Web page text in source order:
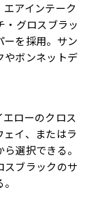
アインテーク
・グロスブラッ
ーを採用。サン
やボンネットデ
ローのクロス
イ、またはラ
選択できる。
スブラックのサ